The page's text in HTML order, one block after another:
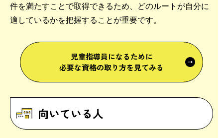
件を満たすことで取得できるため、どのルートが自分に
適しているかを把握することが重要です。
児童指導員になるために
必要な資格の取り方を見てみる
向いている人